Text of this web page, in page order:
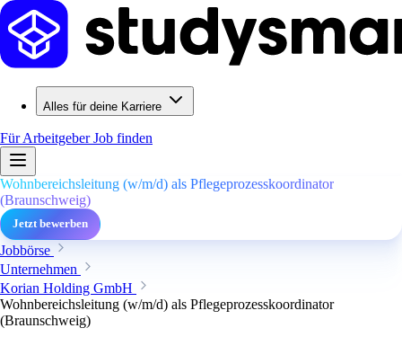
Alles für deine Karriere
Für ArbeitgeberJob finden
Wohnbereichsleitung (w/m/d) als Pflegeprozesskoordinator
(Braunschweig)
Jetzt bewerben
Jobbörse
Unternehmen
Korian Holding GmbH
Wohnbereichsleitung (w/m/d) als Pflegeprozesskoordinator
(Braunschweig)